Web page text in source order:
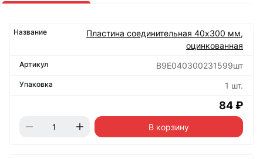
Пластина соединительная 40х300 мм,
оцинкованная
B9E040300231599шт
1 шт.
84 ₽
В корзину